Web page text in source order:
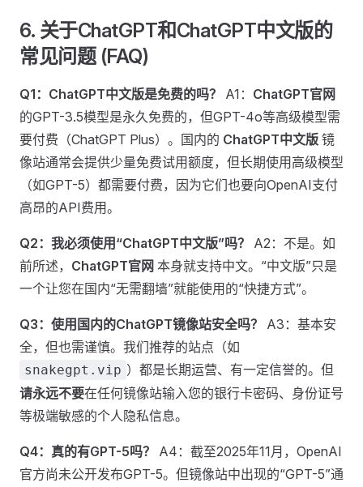
6. 关于ChatGPT和ChatGPT中文版的
常见问题 (FAQ)
Q1：ChatGPT中文版是免费的吗？ A1： ChatGPT官网
的GPT-3.5模型是永久免费的，但GPT-4o等高级模型需
要付费（ChatGPT Plus）。国内的 ChatGPT中文版 镜
像站通常会提供少量免费试用额度，但长期使用高级模型
（如GPT-5）都需要付费，因为它们也要向OpenAI支付
高昂的API费用。
Q2：我必须使用“ChatGPT中文版”吗？
A2：不是。如
前所述， ChatGPT官网 本身就支持中文。“中文版”只是
一个让您在国内“无需翻墙”就能使用的“快捷方式”。
Q3：使用国内的ChatGPT镜像站安全吗？
A3：基本安
全，但也需谨慎。我们推荐的站点（如
snakegpt.vip ）都是长期运营、有一定信誉的。但
请永远不要在任何镜像站输入您的银行卡密码、身份证号
等极端敏感的个人隐私信息。
Q4：真的有GPT-5吗？
A4：截至2025年11月，OpenAI
官方尚未公开发布GPT-5。但镜像站中出现的“GPT-5”通